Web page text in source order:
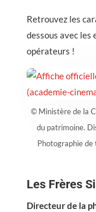
Retrouvez les
dessous avec les
opérateurs !
© Ministère de la
du patrimoine.
Photographie
Les Frères
Directeur de la